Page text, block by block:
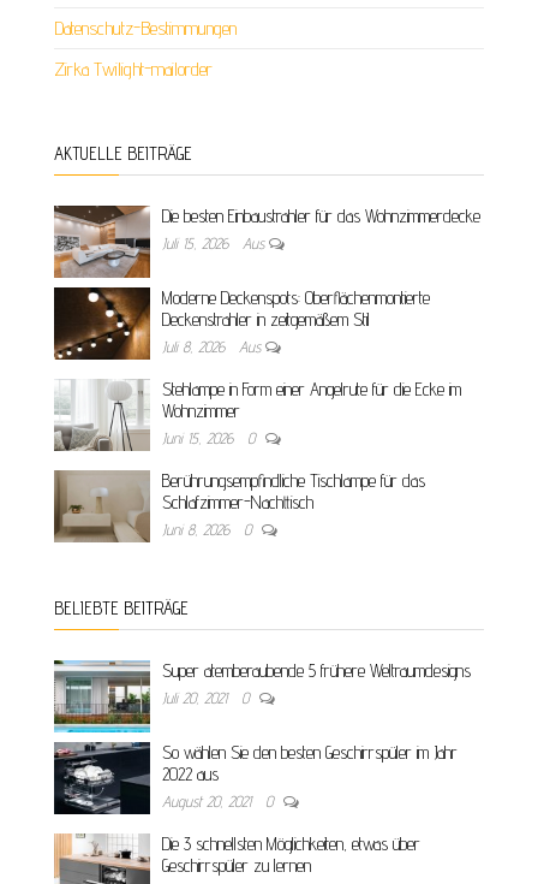
Datenschutz-Bestimmungen
Zirka Twilight-mailorder
AKTUELLE BEITRÄGE
Die besten Einbaustrahler für das Wohnzimmerdecke
Juli 15, 2026 Aus
Moderne Deckenspots: Oberflächenmontierte
Deckenstrahler in zeitgemäßem Stil
Juli 8, 2026 Aus
Stehlampe in Form einer Angelrute für die Ecke im
Wohnzimmer
Juni 15, 2026 0
Berührungsempfindliche Tischlampe für das
Schlafzimmer-Nachttisch
Juni 8, 2026 0
BELIEBTE BEITRÄGE
Super atemberaubende 5 frühere Weltraumdesigns
Juli 20, 2021 0
So wählen Sie den besten Geschirrspüler im Jahr
2022 aus
August 20, 2021 0
Die 3 schnellsten Möglichkeiten, etwas über
Geschirrspüler zu lernen